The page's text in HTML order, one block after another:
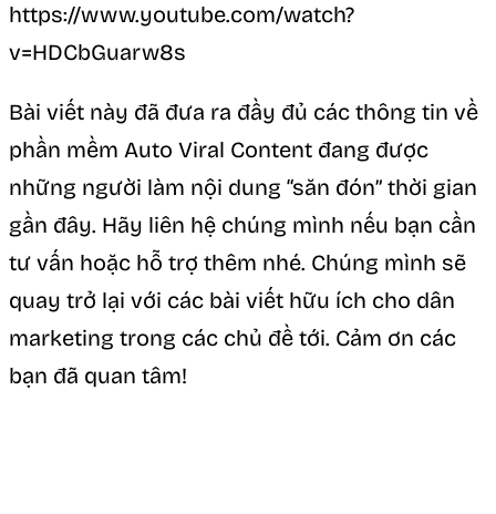
https://www.youtube.com/watch?
v=HDCbGuarw8s
Bài viết này đã đưa ra đầy đủ các thông tin về
phần mềm Auto Viral Content đang được
những người làm nội dung “săn đón” thời gian
gần đây. Hãy liên hệ chúng mình nếu bạn cần
tư vấn hoặc hỗ trợ thêm nhé. Chúng mình sẽ
quay trở lại với các bài viết hữu ích cho dân
marketing trong các chủ đề tới. Cảm ơn các
bạn đã quan tâm!